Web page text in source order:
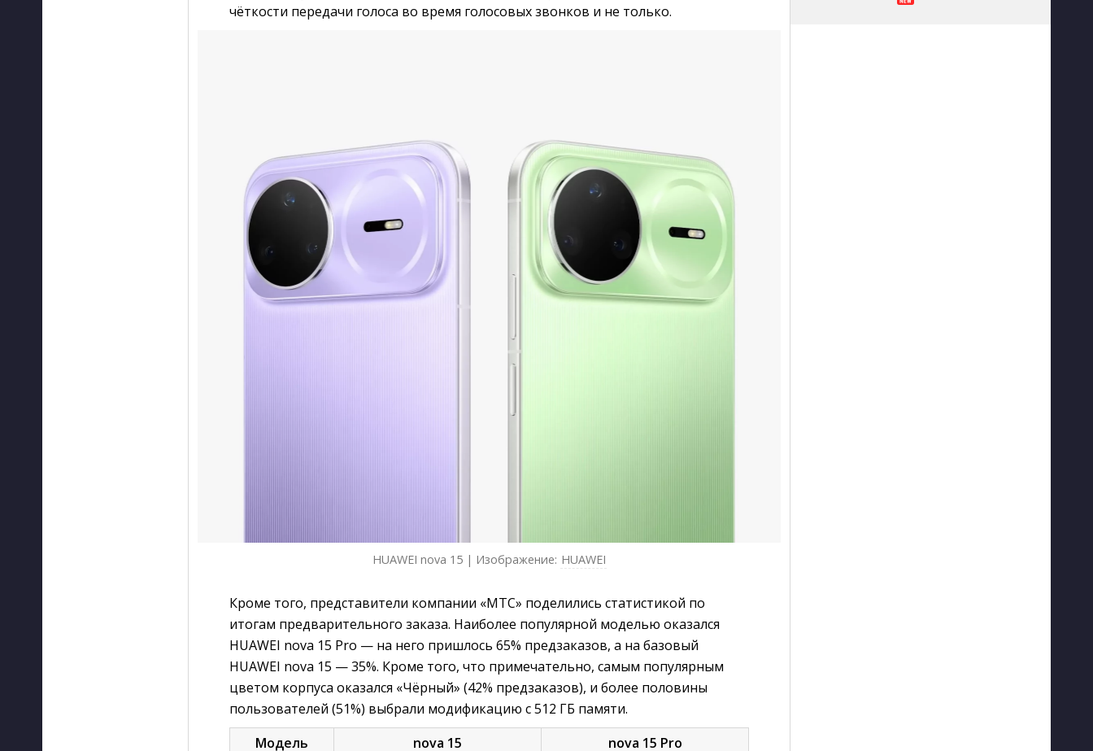
чёткости передачи голоса во время голосовых звонков и не только.
HUAWEI nova 15 | Изображение: HUAWEI
Кроме того, представители компании «МТС» поделились статистикой по
итогам предварительного заказа. Наиболее популярной моделью оказался
HUAWEI nova 15 Pro — на него пришлось 65% предзаказов, а на базовый
HUAWEI nova 15 — 35%. Кроме того, что примечательно, самым популярным
цветом корпуса оказался «Чёрный» (42% предзаказов), и более половины
пользователей (51%) выбрали модификацию с 512 ГБ памяти.
Модель
nova 15 nova 15 Pro